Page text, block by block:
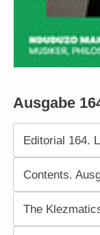
Ausgabe
Editorial 164.
Contents.
The